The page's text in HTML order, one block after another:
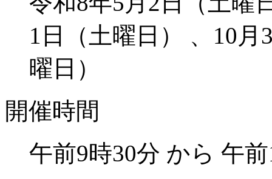
1日（土曜日） 、10
曜日）
開催時間
午前9時30分 から 午